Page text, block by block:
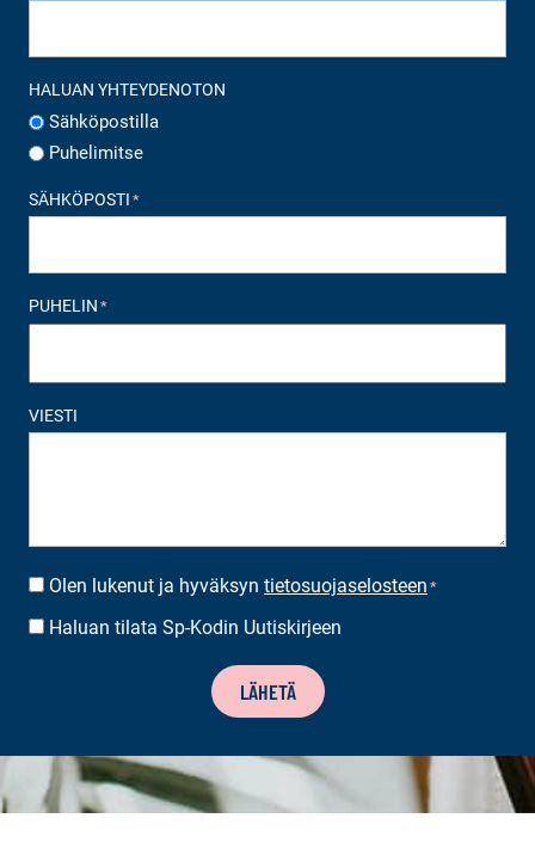
HALUAN YHTEYDENOTON
Sähköpostilla
Puhelimitse
SÄHKÖPOSTI *
PUHELIN *
VIESTI
SUOSTUMUS*
Olen lukenut ja hyväksyn tietosuojaselosteen *
UUTISKIRJEEN
Haluan tilata Sp-Kodin Uutiskirjeen
LÄHETÄ